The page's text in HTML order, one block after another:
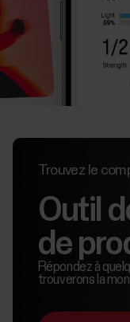
Trouvez le
Outil
de
Répondez à
trouverons la